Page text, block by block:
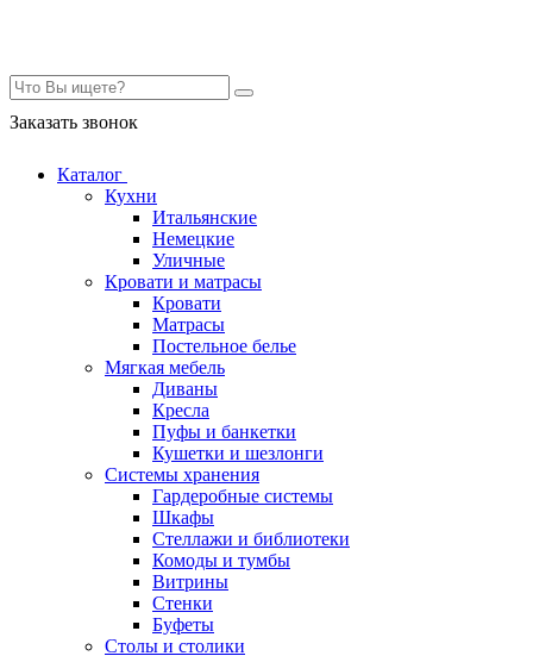
Заказать звонок
Каталог
Кухни
Итальянские
Немецкие
Уличные
Кровати и матрасы
Кровати
Матрасы
Постельное белье
Мягкая мебель
Диваны
Кресла
Пуфы и банкетки
Кушетки и шезлонги
Системы хранения
Гардеробные системы
Шкафы
Стеллажи и библиотеки
Комоды и тумбы
Витрины
Стенки
Буфеты
Столы и столики